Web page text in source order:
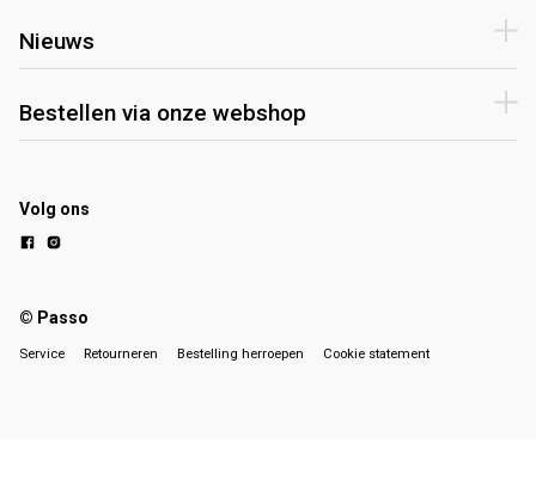
Nieuws
Bestellen via onze webshop
Volg ons
© Passo
Service Retourneren Bestelling herroepen Cookie statement